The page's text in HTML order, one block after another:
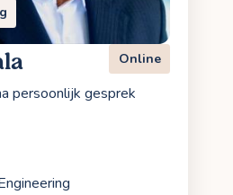
Online
persoonlijk gesprek